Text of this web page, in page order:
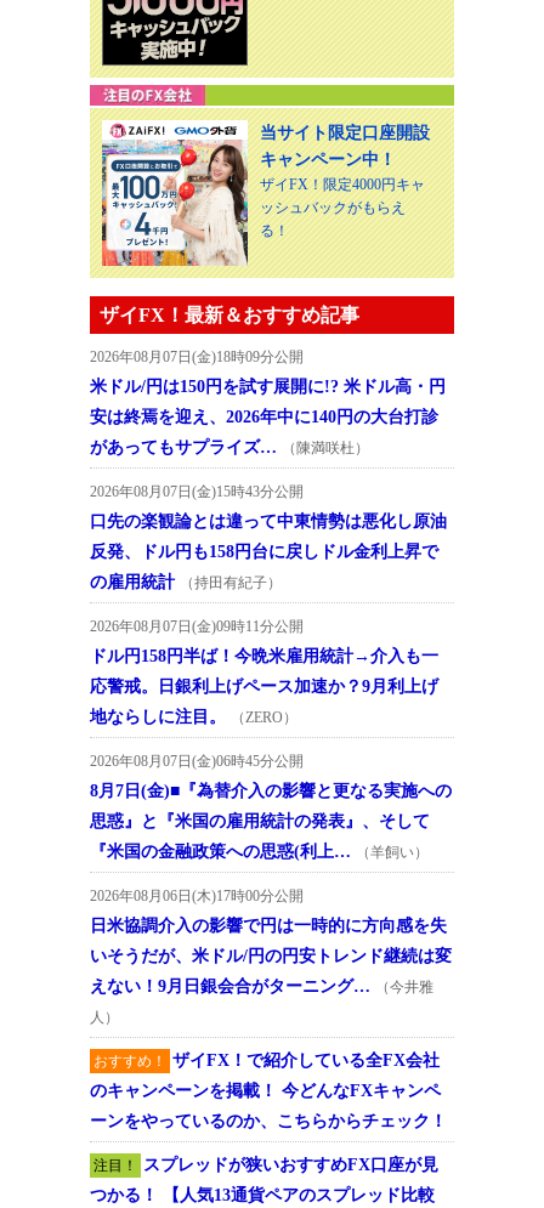
当サイト限定口座開設
キャンペーン中！
ザイFX！限定4000円キャ
ッシュバックがもらえ
る！
ザイFX！最新＆おすすめ記事
2026年08月07日(金)18時09分公開
米ドル/円は150円を試す展開に!? 米ドル高・円
安は終焉を迎え、2026年中に140円の大台打診
があってもサプライズ…
（陳満咲杜）
2026年08月07日(金)15時43分公開
口先の楽観論とは違って中東情勢は悪化し原油
反発、ドル円も158円台に戻しドル金利上昇で
の雇用統計
（持田有紀子）
2026年08月07日(金)09時11分公開
ドル円158円半ば！今晩米雇用統計→介入も一
応警戒。日銀利上げペース加速か？9月利上げ
地ならしに注目。
（ZERO）
2026年08月07日(金)06時45分公開
8月7日(金)■『為替介入の影響と更なる実施への
思惑』と『米国の雇用統計の発表』、そして
『米国の金融政策への思惑(利上…
（羊飼い）
2026年08月06日(木)17時00分公開
日米協調介入の影響で円は一時的に方向感を失
いそうだが、米ドル/円の円安トレンド継続は変
えない！9月日銀会合がターニング…
（今井雅
人）
おすすめ！
ザイFX！で紹介している全FX会社
のキャンペーンを掲載！ 今どんなFXキャンペ
ーンをやっているのか、こちらからチェック！
注目！
スプレッドが狭いおすすめFX口座が見
つかる！ 【人気13通貨ペアのスプレッド比較